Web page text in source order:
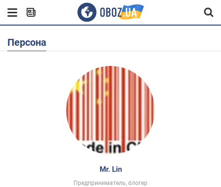
Персона
Mr. Lin
Предприниматель, блогер